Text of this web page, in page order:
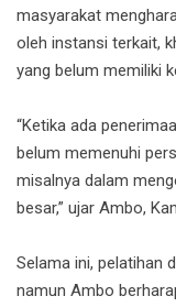
masyarakat
oleh instansi terkait,
yang belum memiliki
“Ketika ada
belum memenuhi
misalnya dalam
besar,” ujar Ambo,
Selama ini, pelatihan
namun Ambo